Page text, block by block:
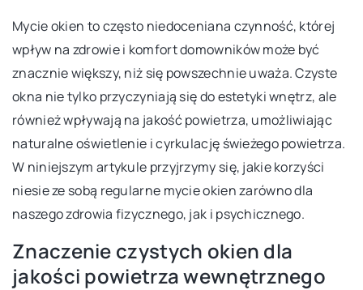
Mycie okien to często niedoceniana czynność, której
wpływ na zdrowie i komfort domowników może być
znacznie większy, niż się powszechnie uważa. Czyste
okna nie tylko przyczyniają się do estetyki wnętrz, ale
również wpływają na jakość powietrza, umożliwiając
naturalne oświetlenie i cyrkulację świeżego powietrza.
W niniejszym artykule przyjrzymy się, jakie korzyści
niesie ze sobą regularne mycie okien zarówno dla
naszego zdrowia fizycznego, jak i psychicznego.
Znaczenie czystych okien dla
jakości powietrza wewnętrznego